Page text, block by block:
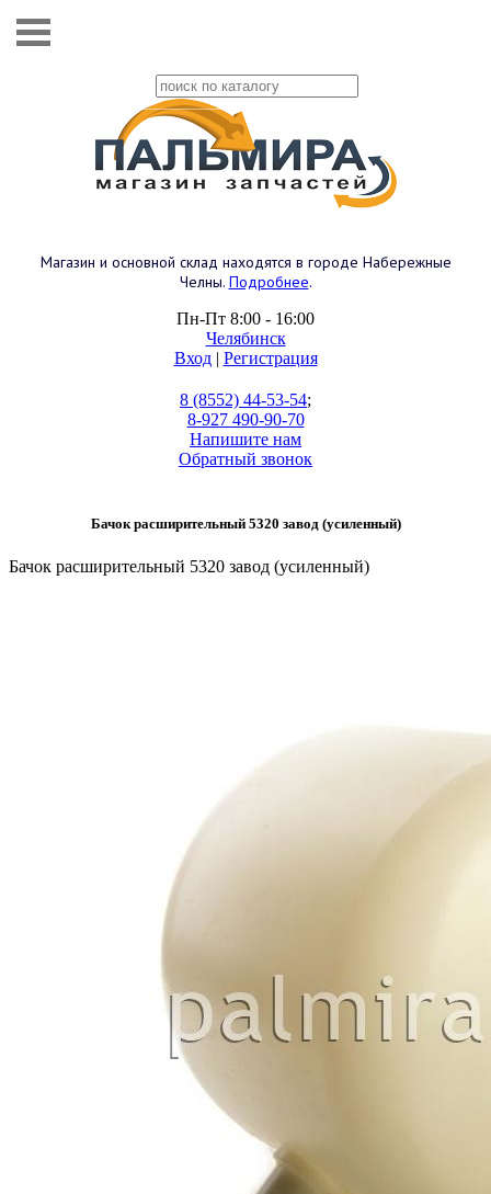
Магазин и основной склад находятся в городе Набережные
Челны. Подробнее.
Пн-Пт 8:00 - 16:00
Челябинск
Вход| Регистрация
8 (8552) 44-53-54;
8-927 490-90-70
Напишите нам
Обратный звонок
Бачок расширительный 5320 завод (усиленный)
Бачок расширительный 5320 завод (усиленный)